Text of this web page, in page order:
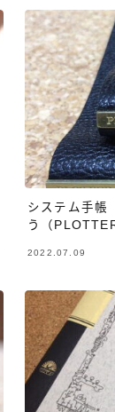
システム手帳
う（
2022.07.09